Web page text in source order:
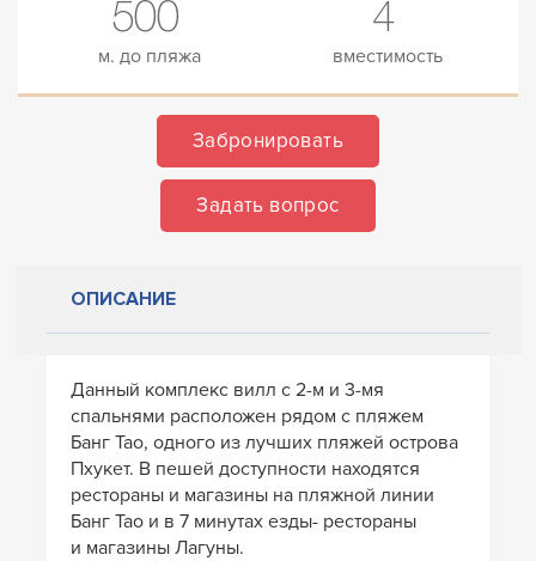
500
м. до пляжа
4
вместимость
Забронировать
Задать вопрос
ОПИСАНИЕ
Данный комплекс вилл с 2-м и 3-мя
спальнями расположен рядом с пляжем
Банг Тао, одного из лучших пляжей острова
Пхукет. В пешей доступности находятся
рестораны и магазины на пляжной линии
Банг Тао и в 7 минутах езды- рестораны
и магазины Лагуны.